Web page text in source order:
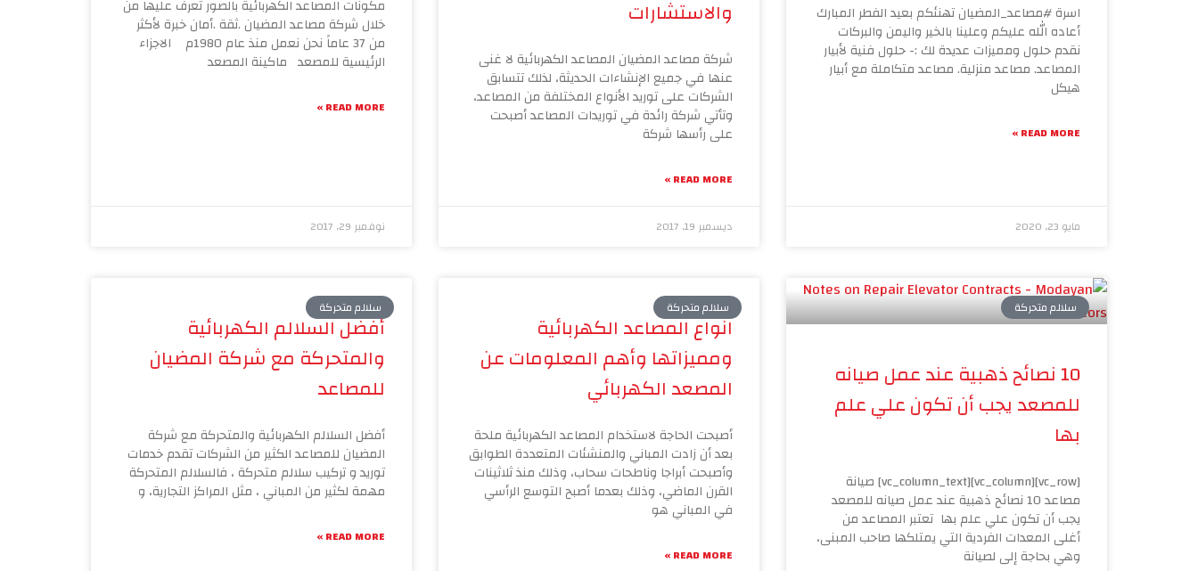
اسرة #مصاعد_المضيان تهنئكم بعيد الفطر المبارك
أعاده الله عليكم وعلينا بالخير واليمن والبركات
نقدم حلول ومميزات عديدة لك :- حلول فنية لأبيار
المصاعد. مصاعد منزلية. مصاعد متكاملة مع أبيار
هيكل
READ MORE »
مايو 23, 2020
والاستشارات
شركة مصاعد المضيان المصاعد الكهربائية لا غنى
عنها في جميع الإنشاءات الحديثة، لذلك تتسابق
الشركات على توريد الأنواع المختلفة من المصاعد،
وتأتي شركة رائدة في توريدات المصاعد أصبحت
على رأسها شركة
READ MORE »
ديسمبر 19, 2017
مكونات المصاعد الكهربائية بالصور تعرف عليها من
خلال شركة مصاعد المضيان .ثقة .أمان خبرة لأكثر
من 37 عاماً نحن نعمل منذ عام 1980م الاجزاء
الرئيسية للمصعد ماكينة المصعد
READ MORE »
نوفمبر 29, 2017
سلالم متحركة
10 نصائح ذهبية عند عمل صيانه
للمصعد يجب أن تكون علي علم
بها
[vc_row][vc_column][vc_column_text] صيانة
مصاعد 10 نصائح ذهبية عند عمل صيانه للمصعد
يجب أن تكون علي علم بها تعتبر المصاعد من
أغلى المعدات الفردية التي يمتلكها صاحب المبنى،
وهي بحاجة إلى لصيانة
سلالم متحركة
انواع المصاعد الكهربائية
ومميزاتها وأهم المعلومات عن
المصعد الكهربائي
أصبحت الحاجة لاستخدام المصاعد الكهربائية ملحة
بعد أن زادت المباني والمنشئات المتعددة الطوابق
وأصبحت أبراجا وناطحات سحاب، وذلك منذ ثلاثينات
القرن الماضي، وذلك بعدما أصبح التوسع الرأسي
في المباني هو
READ MORE »
سلالم متحركة
أفضل السلالم الكهربائية
والمتحركة مع شركة المضيان
للمصاعد
أفضل السلالم الكهربائية والمتحركة مع شركة
المضيان للمصاعد الكثير من الشركات تقدم خدمات
توريد و تركيب سلالم متحركة ، فالسلالم المتحركة
مهمة لكثير من المباني ، مثل المراكز التجارية، و
READ MORE »